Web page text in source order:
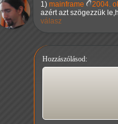
1) mainframe
2004.
azért azt szögezzük
válasz
Hozzászólásod: